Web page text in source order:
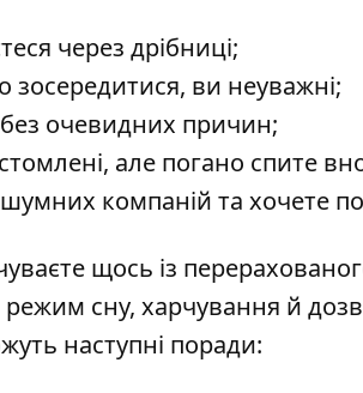
через дрібниці;
зосередитися, ви неуважні;
очевидних причин;
але погано спите
компаній та хочете
щось із
режим сну, харчування й
наступні поради: